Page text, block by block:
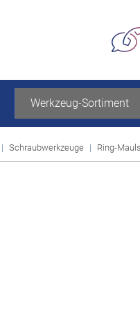
Werkzeug-Sortiment
Schraubwerkzeuge Ring-